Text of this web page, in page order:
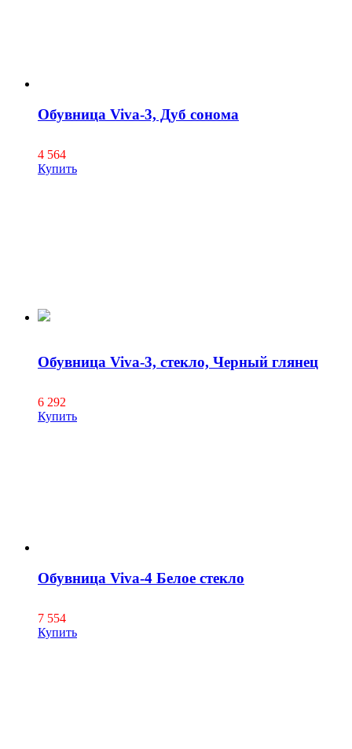
Обувница Viva-3, Дуб сонома
4 564
Купить
Обувница Viva-3, стекло, Черный глянец
6 292
Купить
Обувница Viva-4 Белое стекло
7 554
Купить